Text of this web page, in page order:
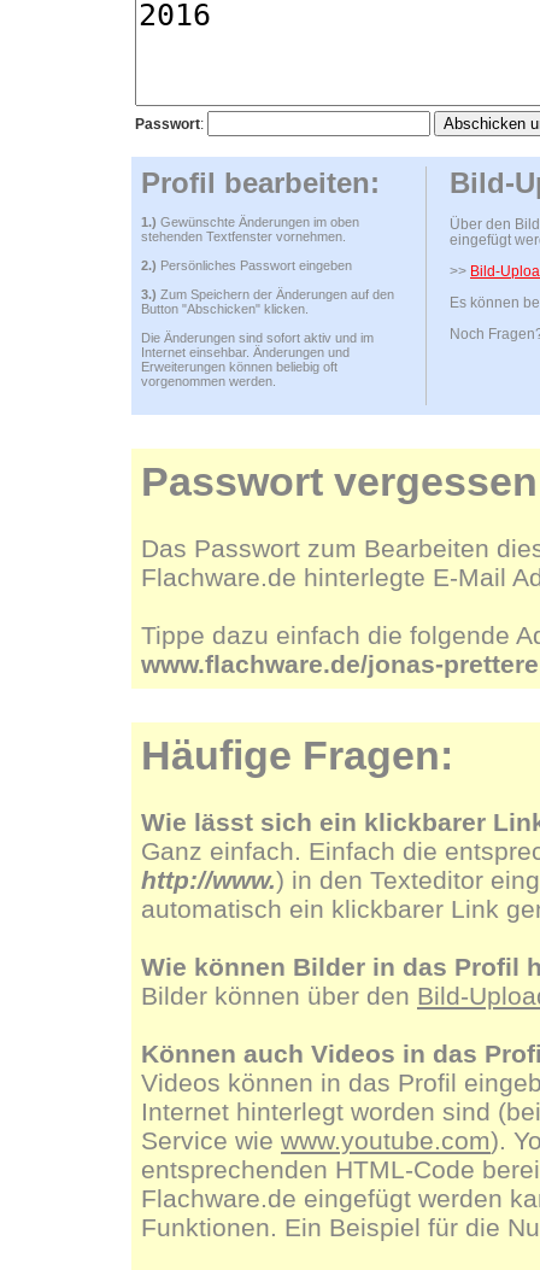
Passwort:
Profil bearbeiten:
1.) Gewünschte Änderungen im oben
stehenden Textfenster vornehmen.
2.) Persönliches Passwort eingeben
3.) Zum Speichern der Änderungen auf den
Button "Abschicken" klicken.
Die Änderungen sind sofort aktiv und im
Internet einsehbar. Änderungen und
Erweiterungen können beliebig oft
vorgenommen werden.
Bild-
Über den
eingefügt
>> Bild-
Es können
Noch
Passwort
Das Passwort zum Bearbeiten
Flachware.de hinterlegte E-Mail
Tippe dazu einfach die folgende
www.flachware.de/jonas-
Häufige Fragen:
Wie lässt sich ein klickbarer
Ganz einfach. Einfach die
http://www.) in den Texteditor
automatisch ein klickbarer Link
Wie können Bilder in das Profil
Bilder können über den Bild-
Können auch Videos in das
Videos können in das Profil
Internet hinterlegt worden sind
Service wie www.youtube.com).
entsprechenden HTML-Code
Flachware.de eingefügt werden
Funktionen. Ein Beispiel für die